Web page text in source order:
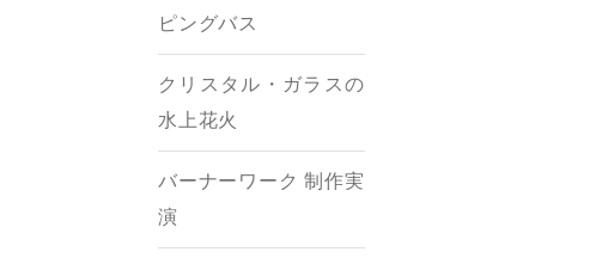
ピングバス
クリスタル・ガラスの
水上花火
バーナーワーク 制作実
演